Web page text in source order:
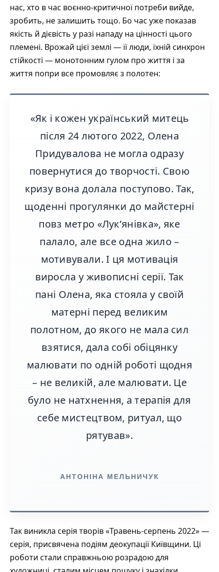
нас, хто в час воєнно-критичної потреби вийде,
зробить, не залишить тощо. Бо час уже показав
якість й дієвість у разі нападу на цінності цього
племені. Врожай цієї землі — її люди, їхній синхрон
стійкості — монотонним гулом про життя і за
життя попри все промовляє з полотен:
«Як і кожен український митець
після 24 лютого 2022, Олена
Придувалова не могла одразу
повернутися до творчості. Свою
кризу вона долала поступово. Так,
щоденні прогулянки до майстерні
повз метро «Лук’янівка», яке
палало, але все одна жило –
мотивували. І ця мотивація
виросла у живописні серії. Так
пані Олена, яка стояла у своїй
матерні перед великим
полотном, до якого не мала сил
взятися, дала собі обіцянку
малювати по одній роботі щодня
– не великій, але малювати. Це
було не натхнення, а терапія для
себе мистецтвом, ритуал, що
рятував».
АНТОНІНА МЕЛЬНИЧУК
Так виникла серія творів «Травень-серпень 2022» —
серія, присвячена подіям деокупації Київщини. Ці
роботи стали справжньою розрадою для